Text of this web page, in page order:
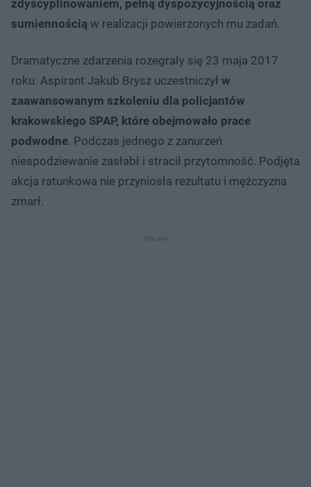
zdyscyplinowaniem, pełną dyspozycyjnością oraz
sumiennością w realizacji powierzonych mu zadań.
Dramatyczne zdarzenia rozegrały się 23 maja 2017
roku. Aspirant Jakub Brysz uczestniczył w
zaawansowanym szkoleniu dla policjantów
krakowskiego SPAP, które obejmowało prace
podwodne. Podczas jednego z zanurzeń
niespodziewanie zasłabł i stracił przytomność. Podjęta
akcja ratunkowa nie przyniosła rezultatu i mężczyzna
zmarł.